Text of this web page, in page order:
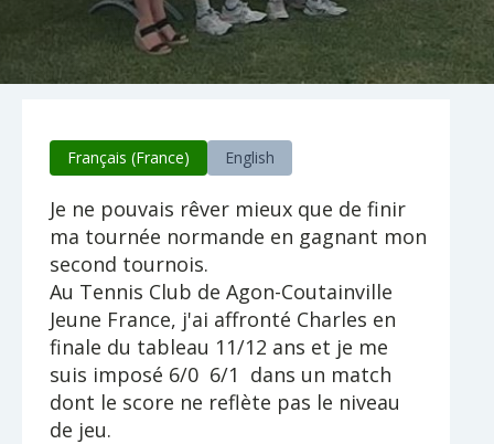
Français (France) English
Je ne pouvais rêver mieux que de finir
ma tournée normande en gagnant mon
second tournois.
Au Tennis Club de Agon-Coutainville
Jeune France, j'ai affronté Charles en
finale du tableau 11/12 ans et je me
suis imposé 6/0 6/1 dans un match
dont le score ne reflète pas le niveau
de jeu.